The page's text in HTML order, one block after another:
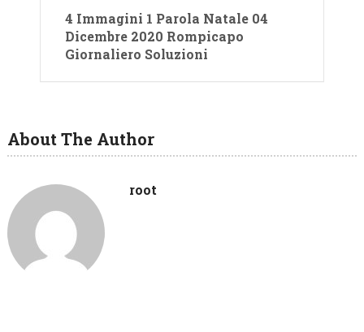
4 Immagini 1 Parola Natale 04
Dicembre 2020 Rompicapo
Giornaliero Soluzioni
About The Author
root